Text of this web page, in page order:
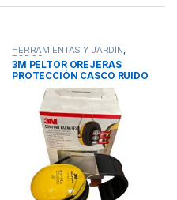
HERRAMIENTAS Y JARDÍN,
TODOS
3M PELTOR OREJERAS
PROTECCIÓN CASCO RUIDO
-AMARILLO